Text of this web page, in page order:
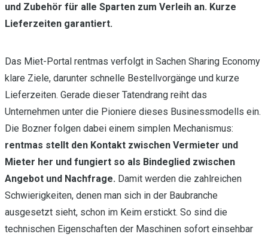
und Zubehör für alle Sparten zum Verleih an. Kurze
Lieferzeiten garantiert.
Das Miet-Portal rentmas verfolgt in Sachen Sharing Economy
klare Ziele, darunter schnelle Bestellvorgänge und kurze
Lieferzeiten. Gerade dieser Tatendrang reiht das
Unternehmen unter die Pioniere dieses Businessmodells ein.
Die Bozner folgen dabei einem simplen Mechanismus:
rentmas stellt den Kontakt zwischen Vermieter und
Mieter her und fungiert so als Bindeglied zwischen
Angebot und Nachfrage. Damit werden die zahlreichen
Schwierigkeiten, denen man sich in der Baubranche
ausgesetzt sieht, schon im Keim erstickt. So sind die
technischen Eigenschaften der Maschinen sofort einsehbar